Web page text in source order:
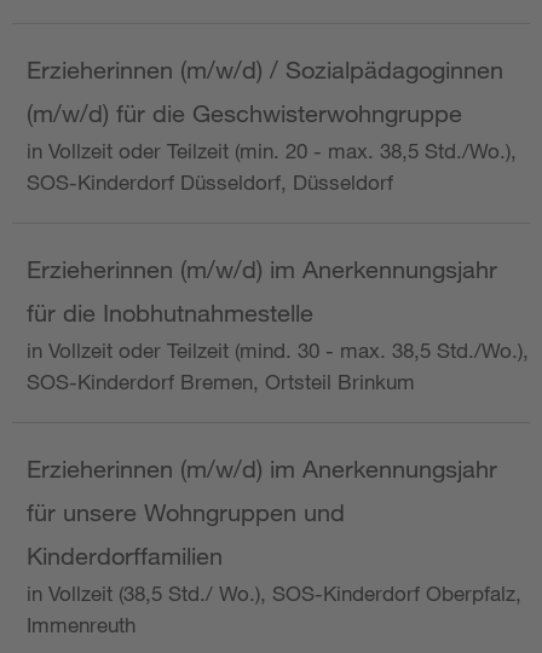
Erzieherinnen (m/w/d) / Sozialpädagoginnen
(m/w/d) für die Geschwisterwohngruppe
in Vollzeit oder Teilzeit (min. 20 - max. 38,5 Std./Wo.),
SOS-Kinderdorf Düsseldorf, Düsseldorf
Erzieherinnen (m/w/d) im Anerkennungsjahr
für die Inobhutnahmestelle
in Vollzeit oder Teilzeit (mind. 30 - max. 38,5 Std./Wo.),
SOS-Kinderdorf Bremen, Ortsteil Brinkum
Erzieherinnen (m/w/d) im Anerkennungsjahr
für unsere Wohngruppen und
Kinderdorffamilien
in Vollzeit (38,5 Std./ Wo.), SOS-Kinderdorf Oberpfalz,
Immenreuth